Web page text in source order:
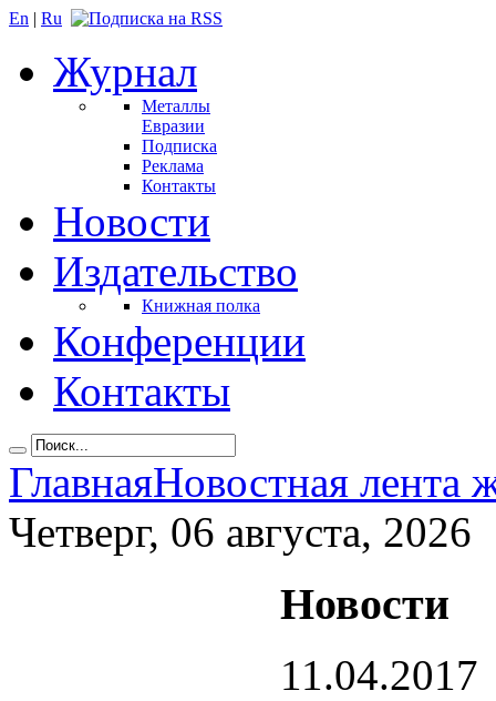
En | Ru
Журнал
Металлы
Евразии
Подписка
Реклама
Контакты
Новости
Издательство
Книжная полка
Конференции
Контакты
ГлавнаяНовостная лента
Четверг, 06 августа, 2026
Новости
11.04.2017